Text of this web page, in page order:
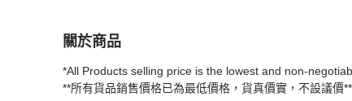
關於商品
關於Versace Patch Details Stripes Sweater for
*All Products selling price is the lowest and non-
**所有貨品銷售價格已為最低價格，貨真價實，不設議價**